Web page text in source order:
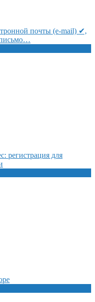
почты (e-mail) ✔,
письмо…
регистрация для